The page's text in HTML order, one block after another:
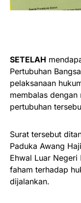
SETELAH
Pertubuhan
pelaksanaan
membalas
pertubuhan
Surat tersebut
Paduka Awang
Ehwal Luar Negeri
faham terhadap
dijalankan.